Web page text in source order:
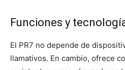
Funciones y
El PR7 no depende de
llamativos. En cambio, ofrece